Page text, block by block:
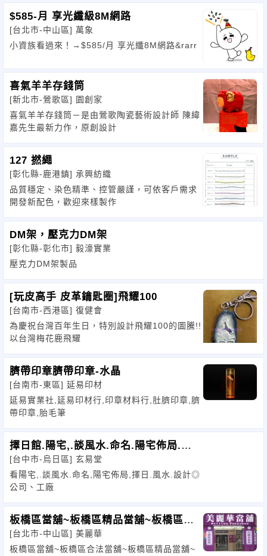
$585-月 享光纖級8M網路
[台北市-中山區] 萬象
小資族看過來！→$585/月 享光纖8M網路&rarr
喜氣羊羊存錢筒
[新北市-鶯歌區] 園創家
喜氣羊羊存錢筒－是由鶯歌陶瓷藝術設計師 陳緯
嘉先生最新力作，原創設計
127 撚繩
[彰化縣-鹿港鎮] 承興紡織
品質穩定、染色精準、控管嚴謹，可依客戶需求
開發新配色，歡迎來樣製作
DM架，壓克力DM架
[彰化縣-彰化市] 毅濠實業
壓克力DM架製品
[玩皮高手 皮革鑰匙圈]飛耀100
[台南市-西港區] 復健會
為慶祝台灣百年生日，特別設計飛耀100的圖騰!!
以台灣梅花鹿飛耀
臍帶印章臍帶印章-水晶
[台南市-東區] 延易印材
延易實業社,延易印材行,印章材料行,肚臍印章,臍
帶印章,胎毛筆
擇日館.陽宅,.談風水.命名.陽宅佈局.擇
日.風水
[台中市-烏日區] 玄易堂
看陽宅,.談風水.命名,陽宅佈局,擇日.風水.設計◎
公司、工廠
板橋區當舖~板橋區精品當舖~板橋區借
款
[台北市-中山區] 美麗華
板橋區當舖~板橋區合法當舖~板橋區精品當舖~